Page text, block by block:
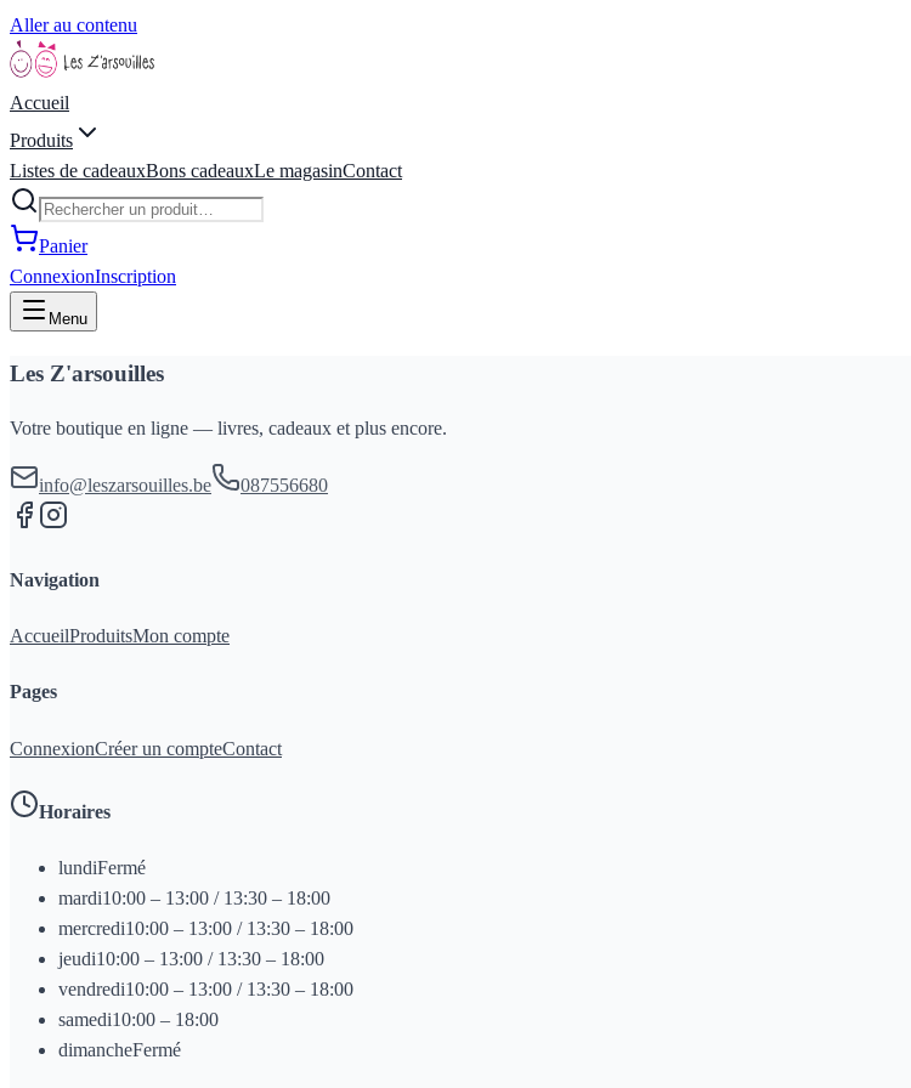
Aller au contenu
Accueil
Produits
Listes de cadeauxBons cadeauxLe magasinContact
Panier
ConnexionInscription
Menu
Les Z'arsouilles
Votre boutique en ligne — livres, cadeaux et plus encore.
info@leszarsouilles.be 087556680
Navigation
AccueilProduitsMon compte
Pages
ConnexionCréer un compteContact
Horaires
lundiFermé
mardi10:00 – 13:00 / 13:30 – 18:00
mercredi10:00 – 13:00 / 13:30 – 18:00
jeudi10:00 – 13:00 / 13:30 – 18:00
vendredi10:00 – 13:00 / 13:30 – 18:00
samedi10:00 – 18:00
dimancheFermé